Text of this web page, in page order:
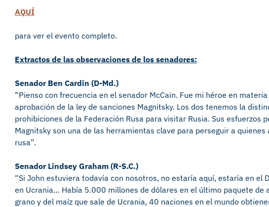
AQUÍ
para ver el evento completo.
Extractos de las observaciones de los senadores:
Senador Ben Cardin (D-Md.)
“Pienso con frecuencia en el senador McCain. Fue mi héroe en
aprobación de la ley de sanciones Magnitsky. Los dos tenemos la
prohibiciones de la Federación Rusa para visitar Rusia. Sus esfuerzos
Magnitsky son una de las herramientas clave para perseguir a
rusa”.
Senador Lindsey Graham (R-S.C.)
“Si John estuviera todavía con nosotros, no estaría aquí, estaría en
en Ucrania… Había 5.000 millones de dólares en el último paquete de
grano y del maíz que sale de Ucrania, 40 naciones en el mundo